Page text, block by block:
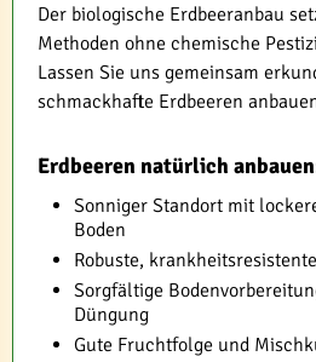
Der biologische Erdbeeranbau
Methoden ohne chemische
Lassen Sie uns gemeinsam
schmackhafte Erdbeeren
Erdbeeren natürlich
Sonniger Standort mit
Boden
Robuste,
Sorgfältige
Düngung
Gute Fruchtfolge und